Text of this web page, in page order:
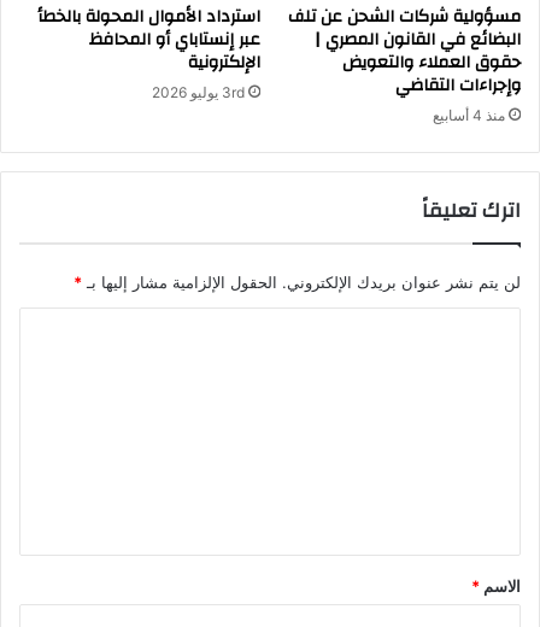
مسؤولية شركات الشحن عن تلف
البضائع في القانون المصري |
حقوق العملاء والتعويض
وإجراءات التقاضي
منذ 4 أسابيع
استرداد الأموال المحولة بالخطأ
عبر إنستاباي أو المحافظ
الإلكترونية
3rd يوليو 2026
اترك تعليقاً
لن يتم نشر عنوان بريدك الإلكتروني. الحقول الإلزامية مشار إليها بـ*
*
الاسم *